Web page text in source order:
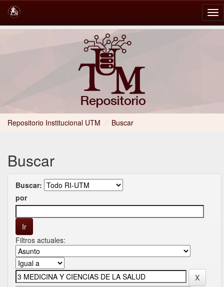
Repositorio Institucional UTM / Buscar
Buscar
Buscar:
por
Filtros actuales: